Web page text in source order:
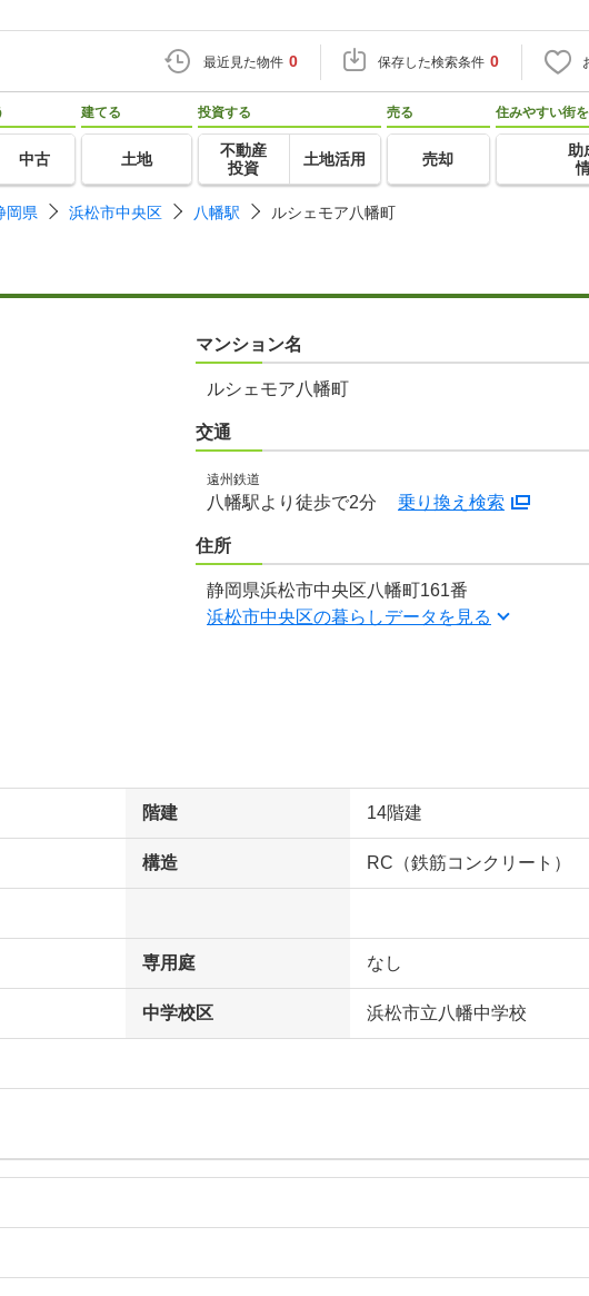
最近見た物件 0 保存した検索条件 0
中古
建てる
土地
投資する
不動産
投資
土地活用
売る
売却
住みやすい街
助
岡県 浜松市中央区 八幡駅 ルシェモア八幡町
マンション名
ルシェモア八幡町
交通
遠州鉄道
八幡駅より徒歩で2分 乗り換え検索
住所
静岡県浜松市中央区八幡町161番
浜松市中央区の暮らしデータを見る
階建 14階建
構造 RC（鉄筋コンクリート）
専用庭 なし
中学校区 浜松市立八幡中学校